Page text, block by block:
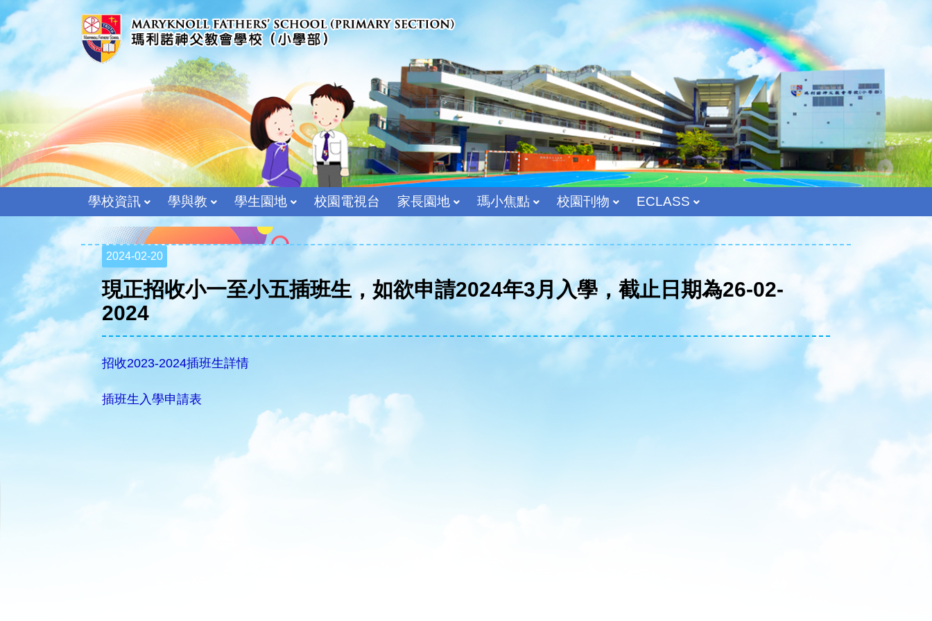
學校資訊 學與教 學生園地 校園電視台 家長園地 瑪小焦點 校園刊物 ECLASS
2024-02-20
現正招收小一至小五插班生，如欲申請2024年3月入學，截止日期為26-02-
2024
招收2023-2024插班生詳情
插班生入學申請表